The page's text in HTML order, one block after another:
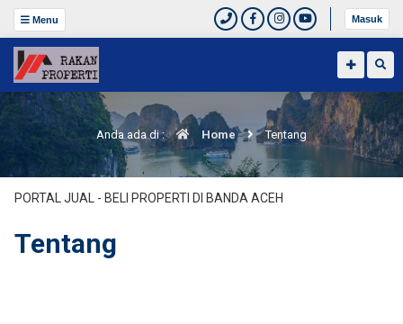
Menu Masuk
Anda ada di : Home Tentang
PORTAL JUAL - BELI PROPERTI DI BANDA ACEH
Tentang